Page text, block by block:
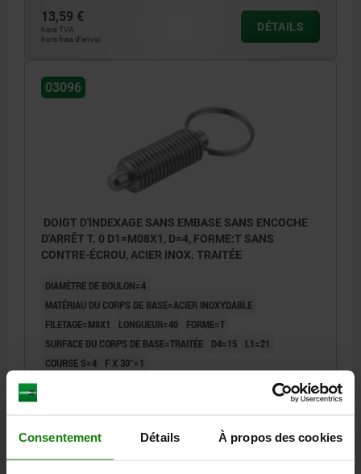
Consentement Détails À propos des cookies
13,59 €
hors TVA
hors frais d’envoi
DÉTAILS
03096
DOIGT D'INDEXAGE SANS EMBASE SANS ENCOCHE
D'ARRÊT T. 0 D1=M08X1, D=4, FORME:T SANS
CONTRE-ÉCROU, ACIER INOX. TRAITÉE
DIAMÈTRE DE BOULON=4
MATÉRIAU DU CORPS DE BASE=ACIER INOXYDABLE
FILETAGE=M8X1
LONGUEUR=40
FORME=T
SURFACE DU CORPS DE BASE=TRAITÉE
D4=15
L1=21
COURSE S=4
F X 30°=1
12,47 €